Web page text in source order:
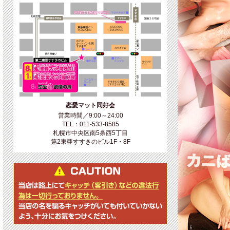
恋愛マット同好会
営業時間／9:00～24:00
TEL：011-533-8585
札幌市中央区南5条西5丁目
第2東亜すすきのビル1F・8F